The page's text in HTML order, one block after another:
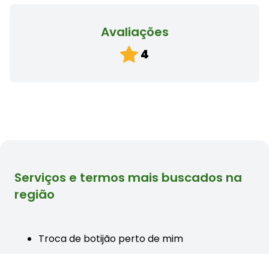
Avaliações
4
Serviços e termos mais buscados na
região
Troca de botijão perto de mim